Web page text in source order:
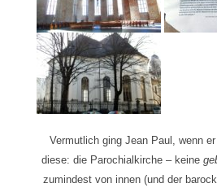
Vermutlich ging Jean Paul, wenn
diese: die Parochialkirche – keine
zumindest von innen (und der